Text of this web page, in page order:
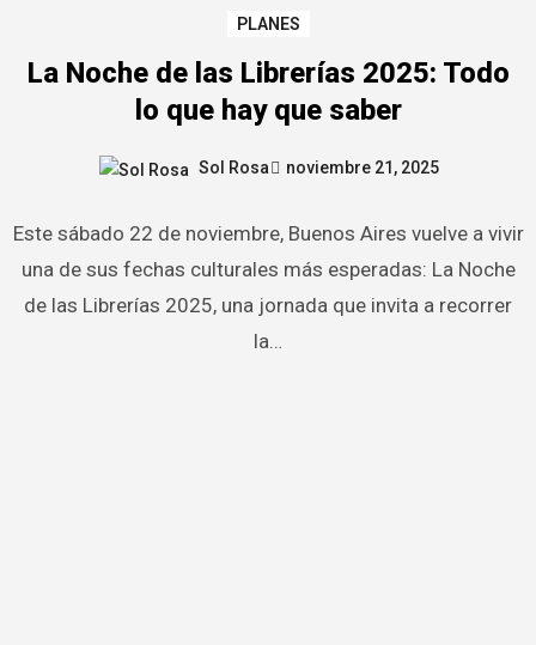
PLANES
La Noche de las Librerías 2025: Todo
lo que hay que saber
Sol Rosa noviembre 21, 2025
Este sábado 22 de noviembre, Buenos Aires vuelve a vivir
una de sus fechas culturales más esperadas: La Noche
de las Librerías 2025, una jornada que invita a recorrer
la…